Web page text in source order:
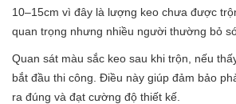
10–15cm vì đây là lượng keo chưa được
quan trọng nhưng nhiều người thường bỏ
Quan sát màu sắc keo sau khi trộn, nếu
bắt đầu thi công. Điều này giúp đảm bảo
ra đúng và đạt cường độ thiết kế.